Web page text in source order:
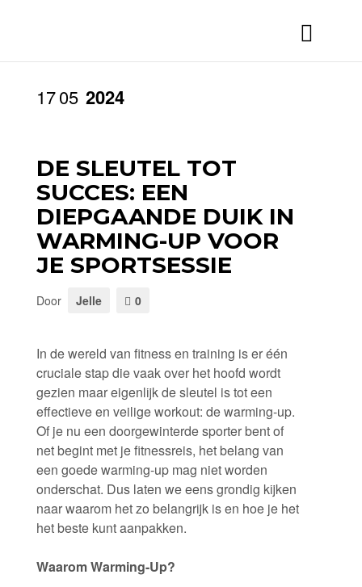
1705 2024
DE SLEUTEL TOT
SUCCES: EEN
DIEPGAANDE DUIK IN
WARMING-UP VOOR
JE SPORTSESSIE
Door Jelle 0
In de wereld van fitness en training is er één
cruciale stap die vaak over het hoofd wordt
gezien maar eigenlijk de sleutel is tot een
effectieve en veilige workout: de warming-up.
Of je nu een doorgewinterde sporter bent of
net begint met je fitnessreis, het belang van
een goede warming-up mag niet worden
onderschat. Dus laten we eens grondig kijken
naar waarom het zo belangrijk is en hoe je het
het beste kunt aanpakken.
Waarom Warming-Up?